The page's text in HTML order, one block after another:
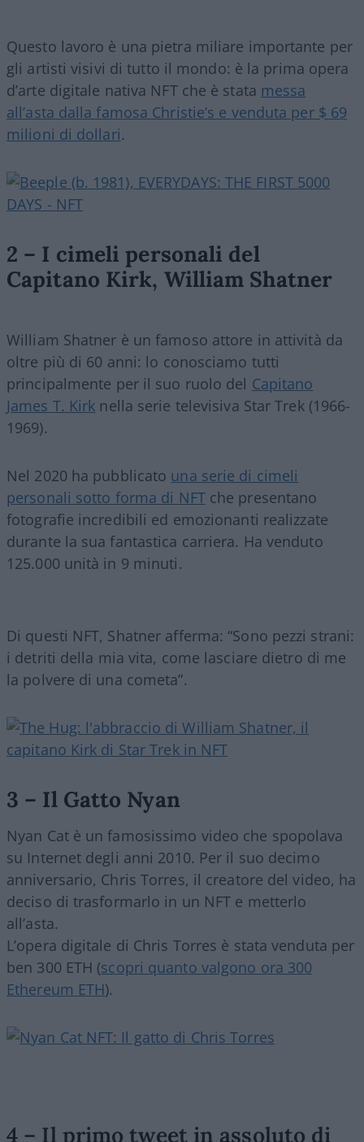
Questo lavoro è una pietra miliare importante per
gli artisti visivi di tutto il mondo: è la prima opera
d’arte digitale nativa NFT che è stata messa
all’asta dalla famosa Christie’s e venduta per $ 69
milioni di dollari.
2 – I cimeli personali del
Capitano Kirk, William Shatner
William Shatner è un famoso attore in attività da
oltre più di 60 anni: lo conosciamo tutti
principalmente per il suo ruolo del Capitano
James T. Kirk nella serie televisiva Star Trek (1966-
1969).
Nel 2020 ha pubblicato una serie di cimeli
personali sotto forma di NFTche presentano
fotografie incredibili ed emozionanti realizzate
durante la sua fantastica carriera. Ha venduto
125.000 unità in 9 minuti.
Di questi NFT, Shatner afferma: “Sono pezzi strani:
i detriti della mia vita, come lasciare dietro di me
la polvere di una cometa”.
3 – Il Gatto Nyan
Nyan Cat è un famosissimo video che spopolava
su Internet degli anni 2010. Per il suo decimo
anniversario, Chris Torres, il creatore del video, ha
deciso di trasformarlo in un NFT e metterlo
all’asta.
L’opera digitale di Chris Torres è stata venduta per
ben 300 ETH (scopri quanto valgono ora 300
Ethereum ETH).
4 – Il primo tweet in assoluto di